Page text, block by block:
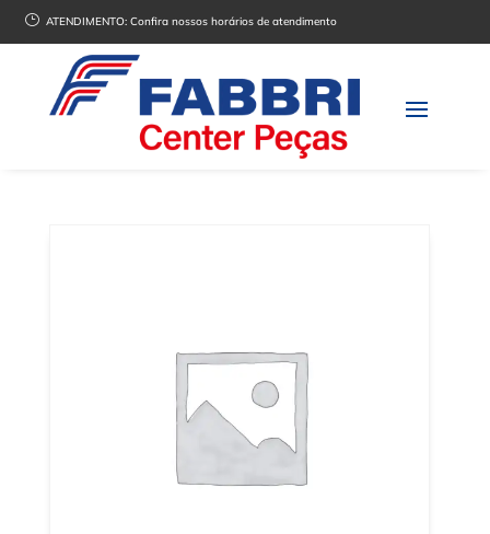
} ATENDIMENTO:Confira nossos horários de atendimento